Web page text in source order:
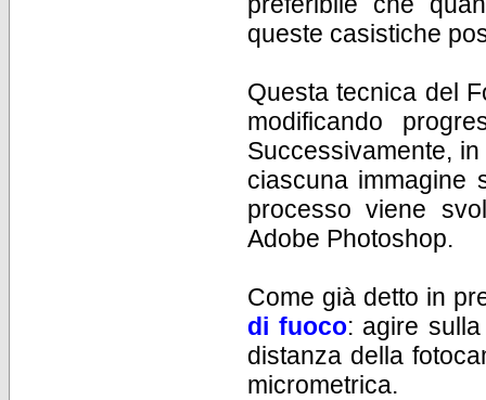
queste casistiche
Questa tecnica del
modificando
Successivamente,
ciascuna immagine
processo viene
Adobe Photoshop.
Come già detto in
di fuoco: agire
distanza della
micrometrica.